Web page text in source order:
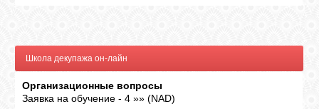
Школа декупажа он-лайн
Организационные вопросы
Заявка на обучение - 4 »» (NAD)